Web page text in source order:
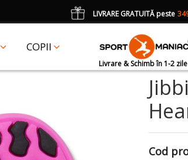
COPII
Livrare & Schimb în 1-2 zile
LIVRARE GRATUITĂ peste
CADOUun accesoriu Crocs Jibbitz în val. de
Cod